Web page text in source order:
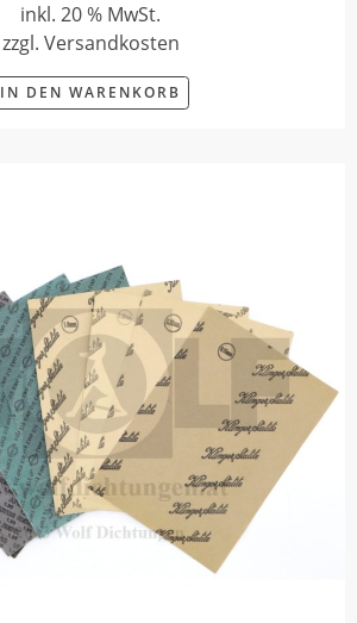
inkl. 20 % MwSt.
zzgl. Versandkosten
IN DEN WARENKORB